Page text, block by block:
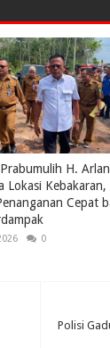
H. Arlan
Lokasi Kebakaran,
Cepat
0
Polisi